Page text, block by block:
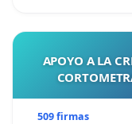
APOYO A LA
509 firmas